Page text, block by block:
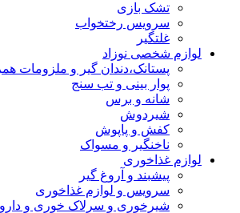
تشک بازی
سرویس رختخواب
غلتگیر
لوازم شخصی نوزاد
پستانک،دندان گیر و ملزومات
پوار بینی و تب سنج
شانه و برس
شیردوش
کفش و پاپوش
ناخنگیر و مسواک
لوازم غذاخوری
پیشبند و آروغ گیر
سرویس و لوازم غذاخوری
شیرخوری و سرلاک خوری و